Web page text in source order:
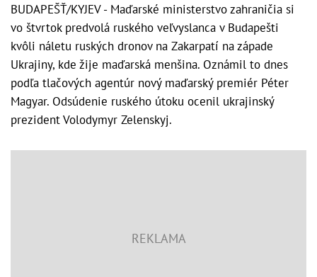
BUDAPEŠŤ/KYJEV - Maďarské ministerstvo zahraničia si
vo štvrtok predvolá ruského veľvyslanca v Budapešti
kvôli náletu ruských dronov na Zakarpatí na západe
Ukrajiny, kde žije maďarská menšina. Oznámil to dnes
podľa tlačových agentúr nový maďarský premiér Péter
Magyar. Odsúdenie ruského útoku ocenil ukrajinský
prezident Volodymyr Zelenskyj.